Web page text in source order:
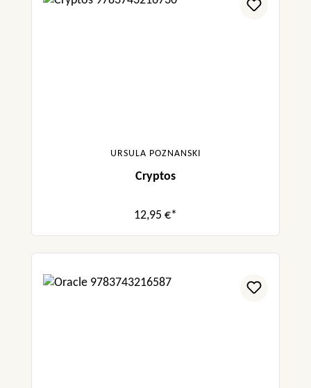
URSULA POZNANSKI
Cryptos
12,95 €*